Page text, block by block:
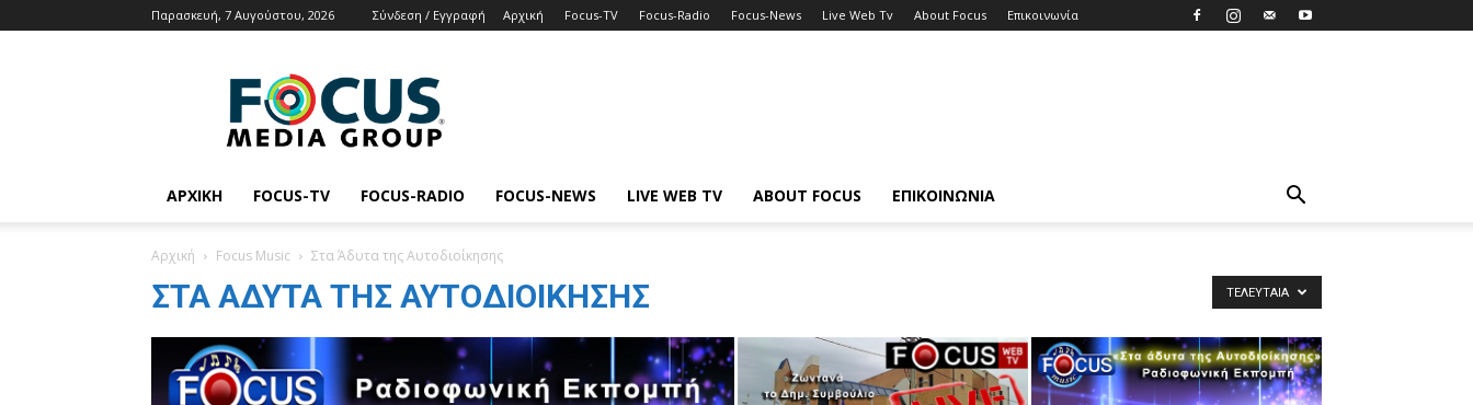
Παρασκευή, 7 Αυγούστου, 2026 Σύνδεση / Εγγραφή Αρχική Focus-TV Focus-Radio Focus-News Live Web Tv About Focus Επικοινωνία
Focus
Media
Group
Tv
News
ΑΡΧΙΚΉ FOCUS-TV FOCUS-RADIO FOCUS-NEWS LIVE WEB TV ABOUT FOCUS ΕΠΙΚΟΙΝΩΝΊΑ
Αρχική Focus Music Στα Άδυτα της Αυτοδιοίκησης
ΣΤΑ ΆΔΥΤΑ ΤΗΣ ΑΥΤΟΔΙΟΊΚΗΣΗΣ ΤΕΛΕΥΤΑΊΑ